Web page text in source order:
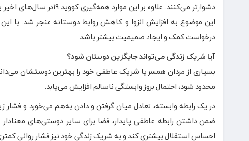
دشوارتر می‌کنند. علاوه
این موضوع به افزایش انزوا و کاهش روابط دوستانه منجر شد. با
درخواست کمک و ایجاد صمیمیت بیشتر باشد.
آیا شریک زندگی می‌تواند جایگزین دوستان شود؟
بسیاری از مردان همسر یا شریک عاطفی خود را بهترین دوستشان
محدود شود، احتمال بروز وابستگی ناسالم افزایش می‌یابد.
در یک رابطه وابسته، تعادل میان گرفتن و دادن به‌هم می‌خورد و
ضمن داشتن رابطه عاطفی پایدار، فضا برای سایر دوستی‌های
احساس استقلال بیشتری کند و به شریک زندگی خود نیز فشار روانی